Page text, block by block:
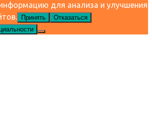
для анализа и улучшения
Принять
Отказаться